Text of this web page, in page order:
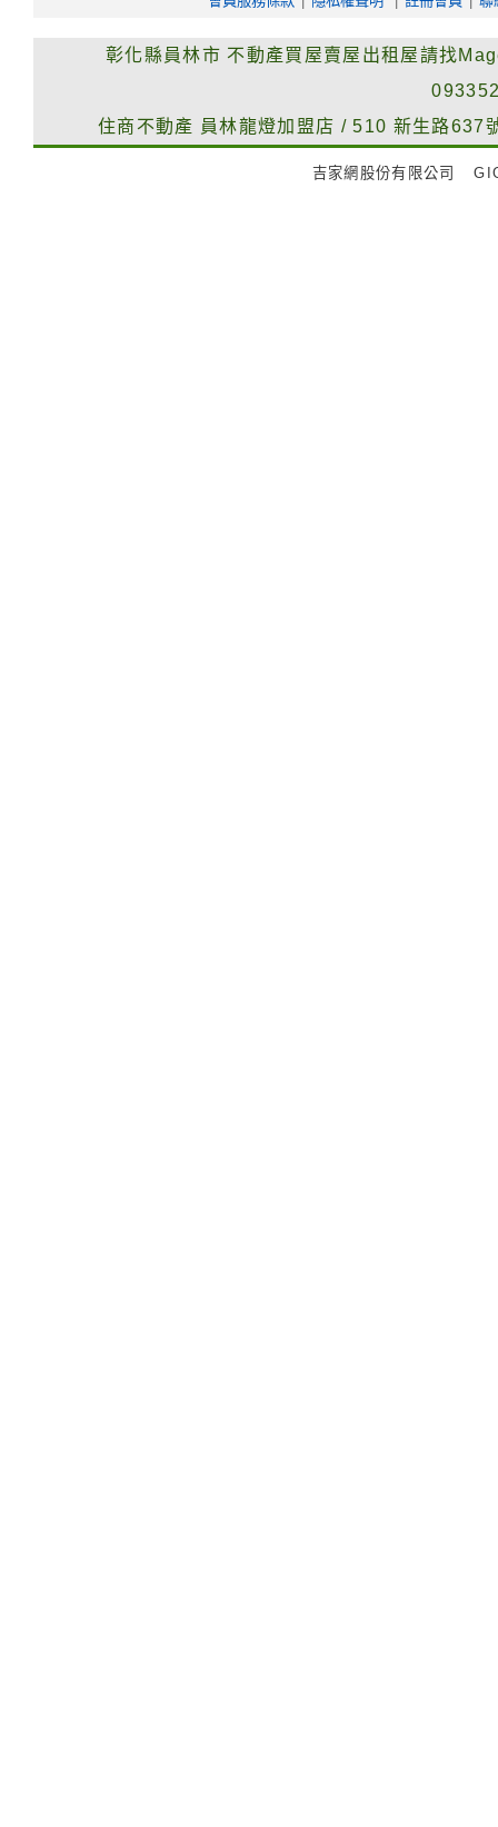
彰化縣員林市 不動產買屋賣屋出租屋請找
住商不動產 員林龍燈加盟店 /510 新生路637
吉家網股份有限公司